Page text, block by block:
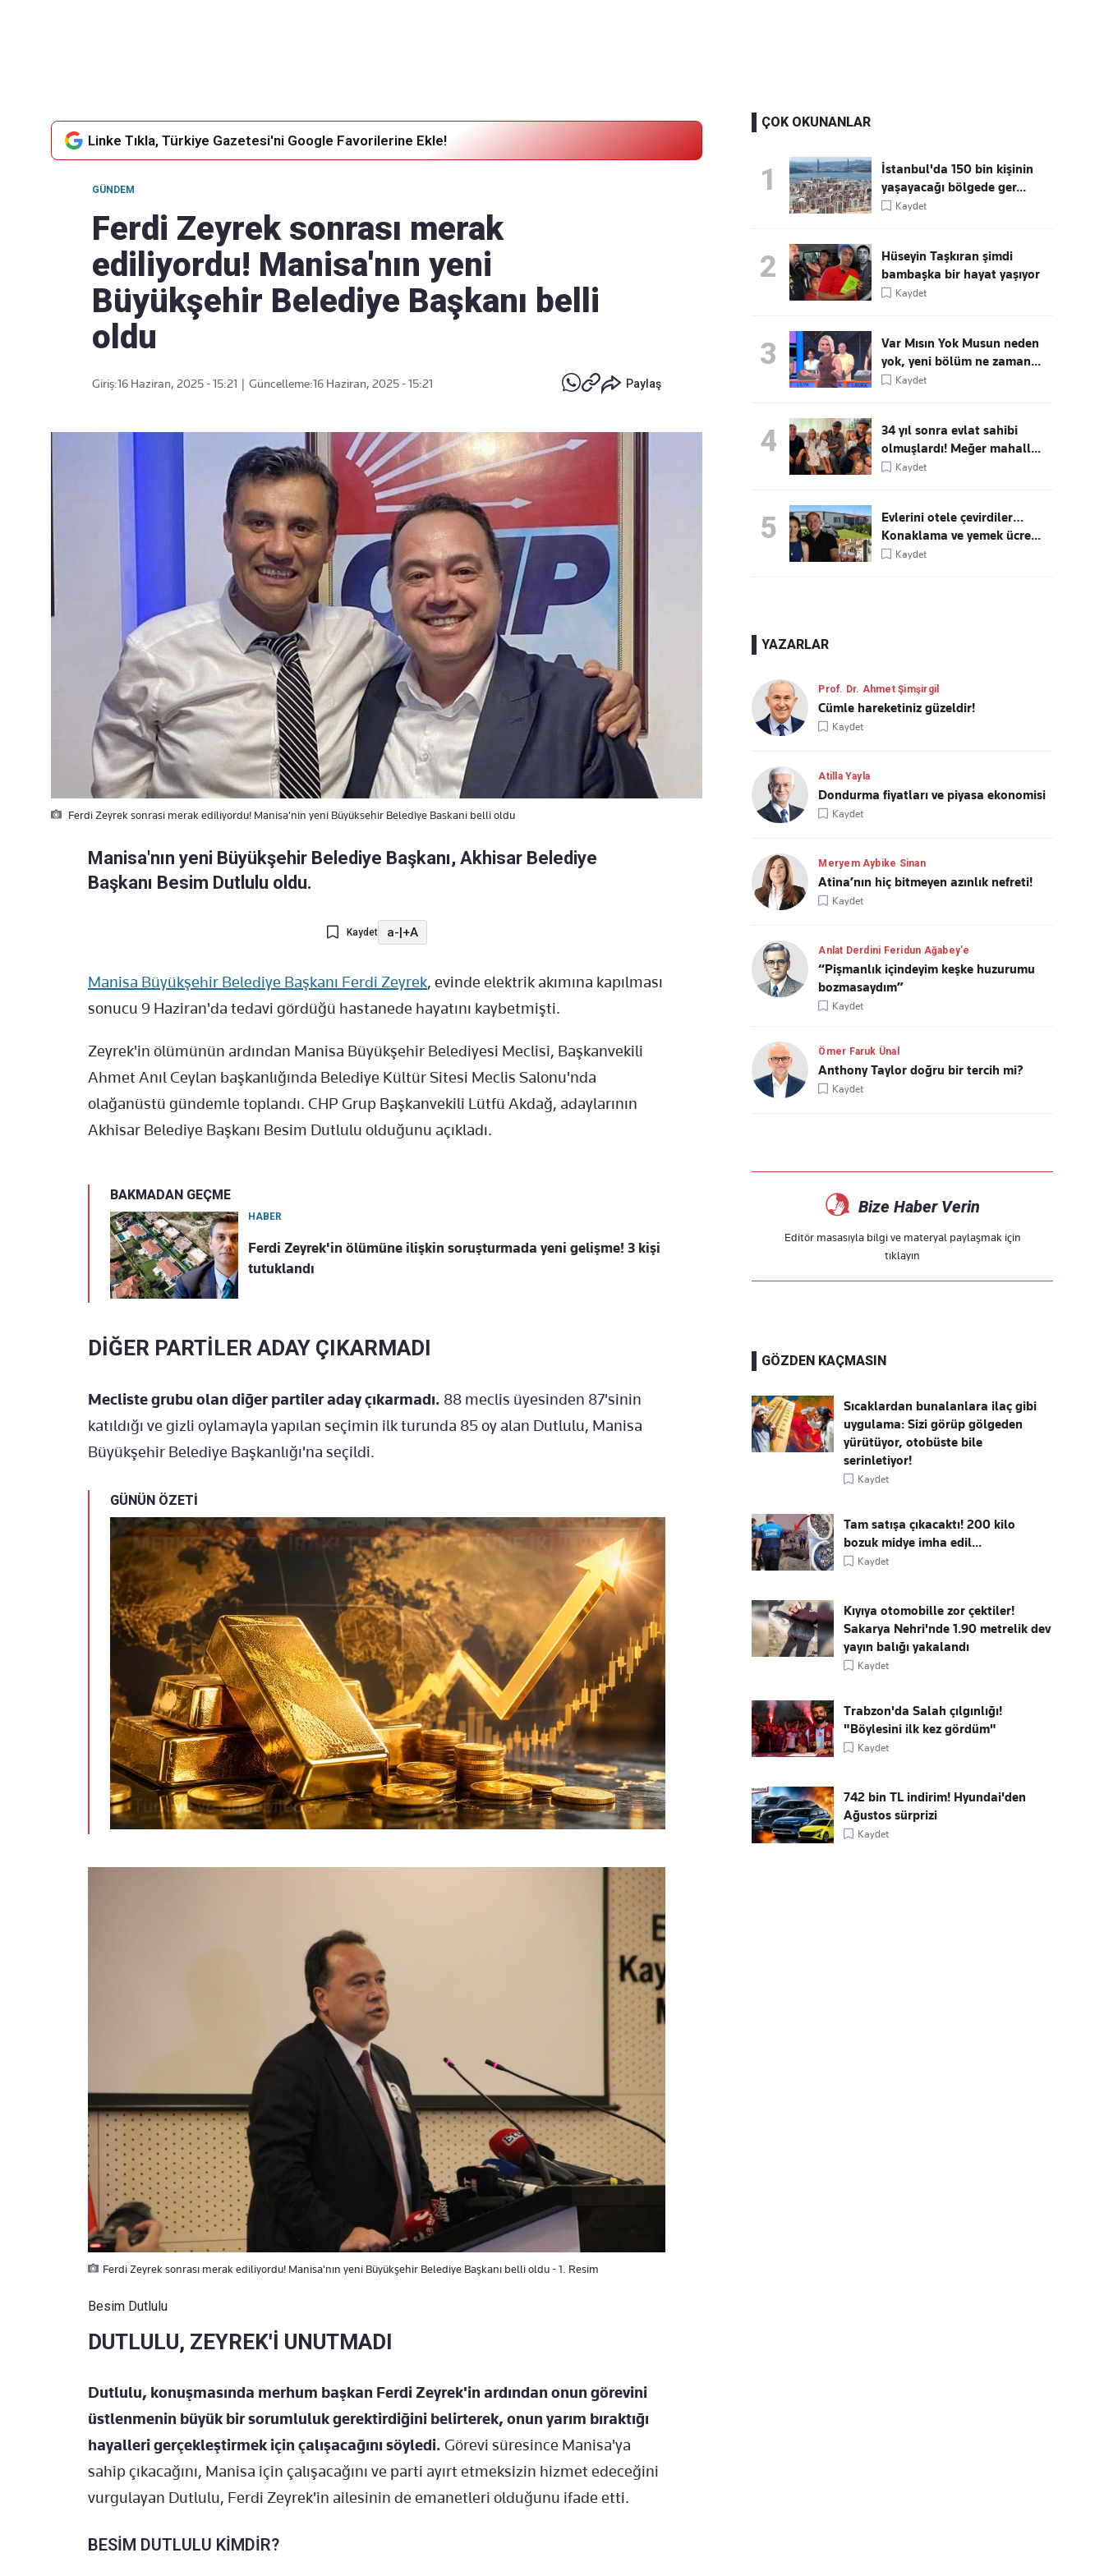
Linke Tıkla, Türkiye Gazetesi'ni Google Favorilerine Ekle!
GÜNDEM
Ferdi Zeyrek sonrası merak
ediliyordu! Manisa'nın yeni
Büyükşehir Belediye Başkanı belli
oldu
Giriş:16 Haziran, 2025 - 15:21 Güncelleme:16 Haziran, 2025 - 15:21 Paylaş
Ferdi Zeyrek sonrasi merak ediliyordu! Manisa'nin yeni Büyüksehir Belediye Baskani belli oldu
Manisa'nın yeni Büyükşehir Belediye Başkanı, Akhisar Belediye
Başkanı Besim Dutlulu oldu.
Kaydet a-|+A
Manisa Büyükşehir Belediye Başkanı Ferdi Zeyrek, evinde elektrik akımına kapılması
sonucu 9 Haziran'da tedavi gördüğü hastanede hayatını kaybetmişti.
Zeyrek'in ölümünün ardından Manisa Büyükşehir Belediyesi Meclisi, Başkanvekili
Ahmet Anıl Ceylan başkanlığında Belediye Kültür Sitesi Meclis Salonu'nda
olağanüstü gündemle toplandı. CHP Grup Başkanvekili Lütfü Akdağ, adaylarının
Akhisar Belediye Başkanı Besim Dutlulu olduğunu açıkladı.
BAKMADAN GEÇME
HABER
Ferdi Zeyrek'in ölümüne ilişkin soruşturmada yeni gelişme! 3 kişi
tutuklandı
DİĞER PARTİLER ADAY ÇIKARMADI
Mecliste grubu olan diğer partiler aday çıkarmadı. 88 meclis üyesinden 87'sinin
katıldığı ve gizli oylamayla yapılan seçimin ilk turunda 85 oy alan Dutlulu, Manisa
Büyükşehir Belediye Başkanlığı'na seçildi.
GÜNÜN ÖZETİ
Ferdi Zeyrek sonrası merak ediliyordu! Manisa'nın yeni Büyükşehir Belediye Başkanı belli oldu - 1. Resim
Besim Dutlulu
DUTLULU, ZEYREK'İ UNUTMADI
Dutlulu, konuşmasında merhum başkan Ferdi Zeyrek'in ardından onun görevini
üstlenmenin büyük bir sorumluluk gerektirdiğini belirterek, onun yarım bıraktığı
hayalleri gerçekleştirmek için çalışacağını söyledi. Görevi süresince Manisa'ya
sahip çıkacağını, Manisa için çalışacağını ve parti ayırt etmeksizin hizmet edeceğini
vurgulayan Dutlulu, Ferdi Zeyrek'in ailesinin de emanetleri olduğunu ifade etti.
BESİM DUTLULU KİMDİR?
ÇOK OKUNANLAR
1
İstanbul'da 150 bin kişinin
yaşayacağı bölgede ger...
Kaydet
2
Hüseyin Taşkıran şimdi
bambaşka bir hayat yaşıyor
Kaydet
3
Var Mısın Yok Musun neden
yok, yeni bölüm ne zaman...
Kaydet
4
34 yıl sonra evlat sahibi
olmuşlardı! Meğer mahall...
Kaydet
5
Evlerini otele çevirdiler…
Konaklama ve yemek ücre...
Kaydet
YAZARLAR
Prof. Dr. Ahmet Şimşirgil
Cümle hareketiniz güzeldir!
Kaydet
Atilla Yayla
Dondurma fiyatları ve piyasa ekonomisi
Kaydet
Meryem Aybike Sinan
Atina’nın hiç bitmeyen azınlık nefreti!
Kaydet
Anlat Derdini Feridun Ağabey'e
“Pişmanlık içindeyim keşke huzurumu
bozmasaydım”
Kaydet
Ömer Faruk Ünal
Anthony Taylor doğru bir tercih mi?
Kaydet
Bize Haber Verin
Editör masasıyla bilgi ve materyal paylaşmak için
tıklayın
GÖZDEN KAÇMASIN
Sıcaklardan bunalanlara ilaç gibi
uygulama: Sizi görüp gölgeden
yürütüyor, otobüste bile
serinletiyor!
Kaydet
Tam satışa çıkacaktı! 200 kilo
bozuk midye imha edil...
Kaydet
Kıyıya otomobille zor çektiler!
Sakarya Nehri'nde 1.90 metrelik dev
yayın balığı yakalandı
Kaydet
Trabzon'da Salah çılgınlığı!
"Böylesini ilk kez gördüm"
Kaydet
742 bin TL indirim! Hyundai'den
Ağustos sürprizi
Kaydet